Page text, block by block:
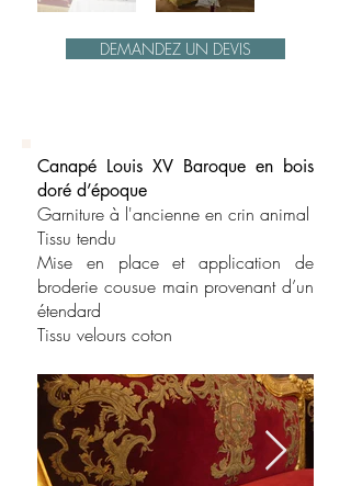
DEMANDEZ UN DEVIS
Canapé Louis XV Baroque en bois
doré d’époque
Garniture à l'ancienne en crin animal
Tissu tendu
Mise en place et application de
broderie cousue main provenant d’un
étendard
Tissu velours coton